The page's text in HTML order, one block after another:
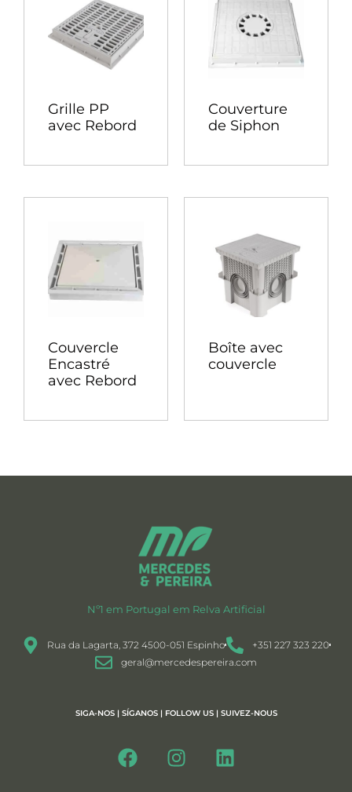
Grille PP
avec Rebord
Couverture
de Siphon
Couvercle
Encastré
avec Rebord
Boîte avec
couvercle
Nº1 em Portugal em Relva Artificial
Rua da Lagarta, 372 4500-051 Espinho
+351 227 323 220
geral@mercedespereira.com
SIGA-NOS | SÍGANOS | FOLLOW US | SUIVEZ-NOUS